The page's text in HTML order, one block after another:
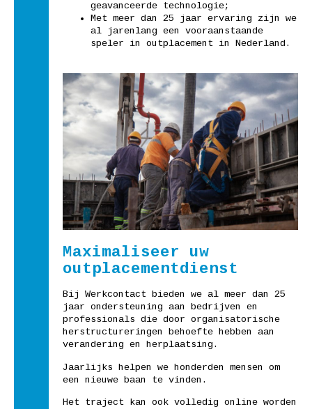
geavanceerde technologie;
Met meer dan 25 jaar ervaring zijn we
al jarenlang een vooraanstaande
speler in outplacement in Nederland.
Maximaliseer uw
outplacementdienst
Bij Werkcontact bieden we al meer dan 25
jaar ondersteuning aan bedrijven en
professionals die door organisatorische
herstructureringen behoefte hebben aan
verandering en herplaatsing.
Jaarlijks helpen we honderden mensen om
een nieuwe baan te vinden.
Het traject kan ook volledig online worden